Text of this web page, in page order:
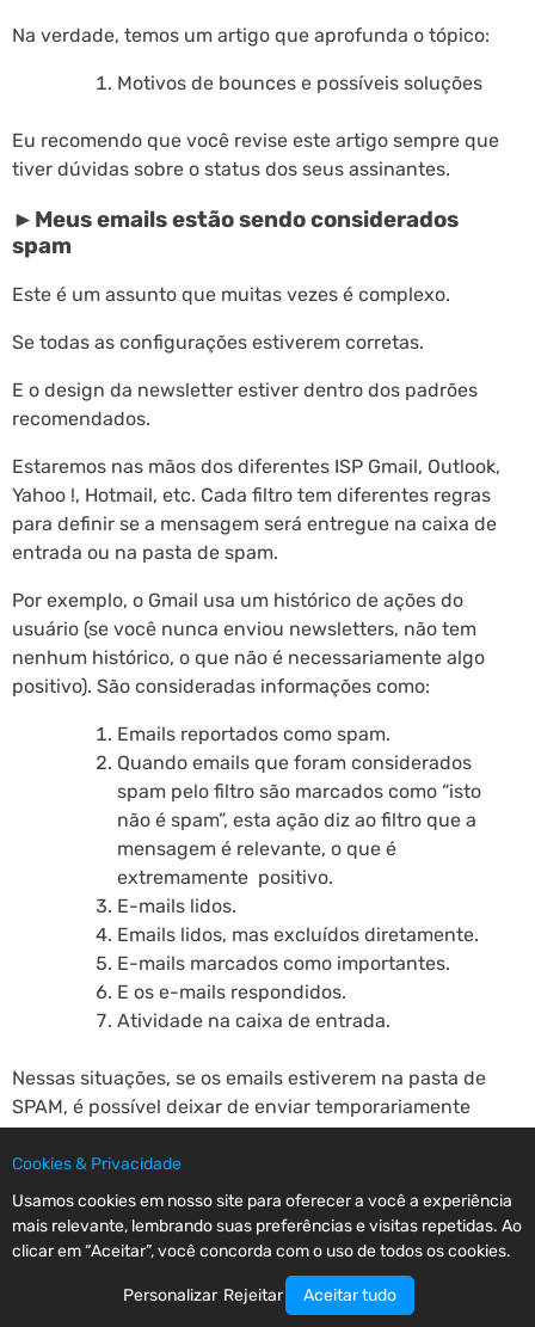
Na verdade, temos um artigo que aprofunda o tópico:
Motivos de bounces e possíveis soluções
Eu recomendo que você revise este artigo sempre que
tiver dúvidas sobre o status dos seus assinantes.
►Meus emails estão sendo considerados
spam
Este é um assunto que muitas vezes é complexo.
Se todas as configurações estiverem corretas.
E o design da newsletter estiver dentro dos padrões
recomendados.
Estaremos nas mãos dos diferentes ISP Gmail, Outlook,
Yahoo !, Hotmail, etc. Cada filtro tem diferentes regras
para definir se a mensagem será entregue na caixa de
entrada ou na pasta de spam.
Por exemplo, o Gmail usa um histórico de ações do
usuário (se você nunca enviou newsletters, não tem
nenhum histórico, o que não é necessariamente algo
positivo). São consideradas informações como:
Emails reportados como spam.
Quando emails que foram considerados
spam pelo filtro são marcados como “isto
não é spam”, esta ação diz ao filtro que a
mensagem é relevante, o que é
extremamente positivo.
E-mails lidos.
Emails lidos, mas excluídos diretamente.
E-mails marcados como importantes.
E os e-mails respondidos.
Atividade na caixa de entrada.
Nessas situações, se os emails estiverem na pasta de
SPAM, é possível deixar de enviar temporariamente
campanhas, criando uma lista com os contatos mais
ativos que será usada para aumentar a reputação do
remetente.
valorizam o que é SPAM, você pode ler este artigo.
Cookies & Privacidade
Usamos cookies em nosso site para oferecer a você a experiência
mais relevante, lembrando suas preferências e visitas repetidas. Ao
clicar em “Aceitar”, você concorda com o uso de todos os cookies.
Personalizar Rejeitar Aceitar tudo